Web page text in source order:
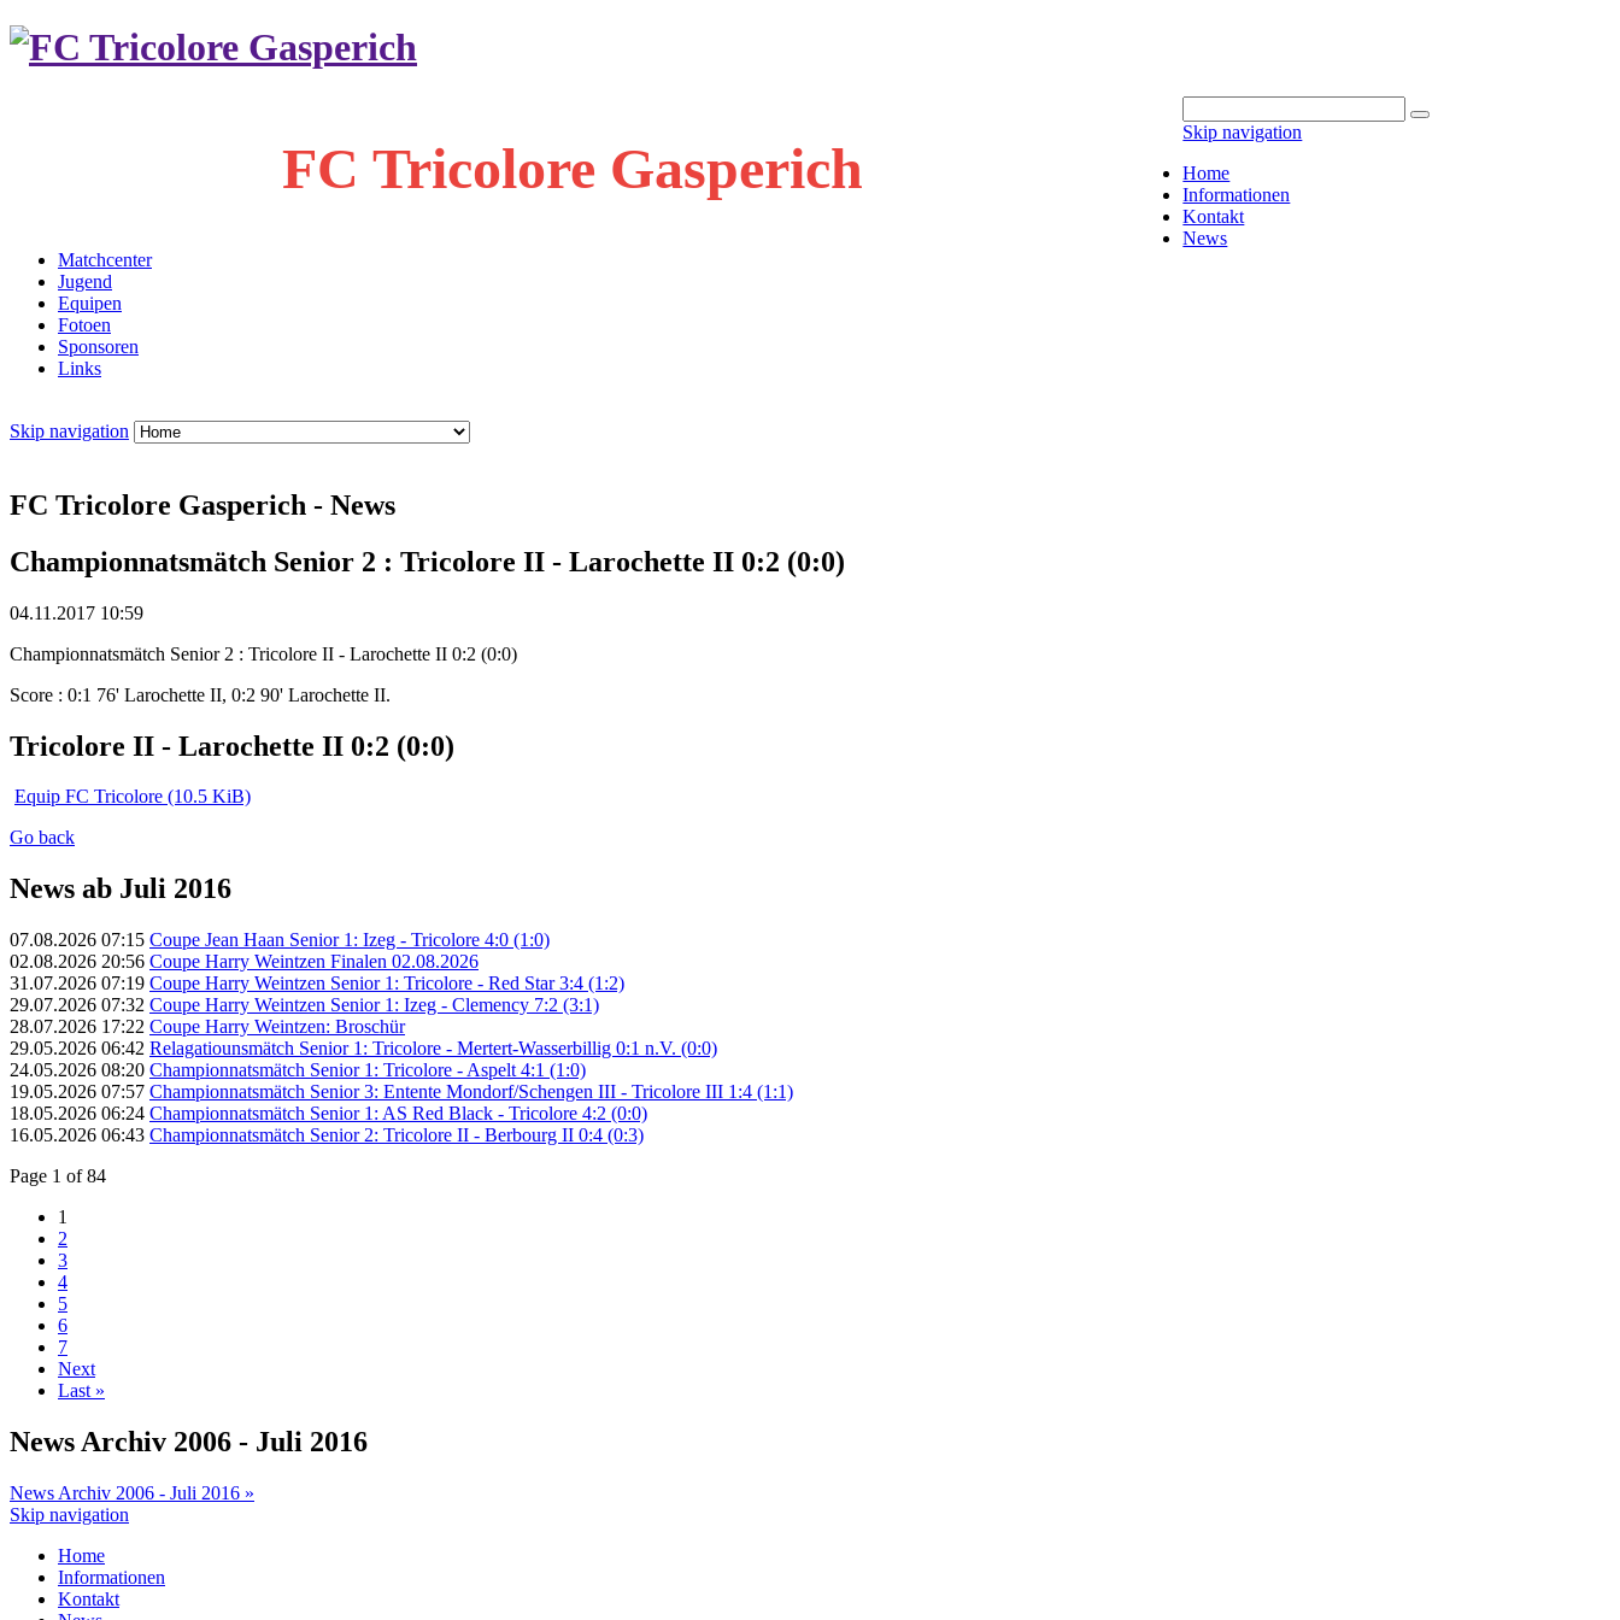
FC Tricolore Gasperich
Skip navigation
Home
Informationen
Kontakt
News
Matchcenter
Jugend
Equipen
Fotoen
Sponsoren
Links
Skip navigation
FC Tricolore Gasperich - News
Championnatsmätch Senior 2 : Tricolore II - Larochette II 0:2 (0:0)
04.11.2017 10:59
Championnatsmätch Senior 2 : Tricolore II - Larochette II 0:2 (0:0)
Score : 0:1 76' Larochette II, 0:2 90' Larochette II.
Tricolore II - Larochette II 0:2 (0:0)
Equip FC Tricolore (10.5 KiB)
Go back
News ab Juli 2016
07.08.2026 07:15 Coupe Jean Haan Senior 1: Izeg - Tricolore 4:0 (1:0)
02.08.2026 20:56 Coupe Harry Weintzen Finalen 02.08.2026
31.07.2026 07:19 Coupe Harry Weintzen Senior 1: Tricolore - Red Star 3:4 (1:2)
29.07.2026 07:32 Coupe Harry Weintzen Senior 1: Izeg - Clemency 7:2 (3:1)
28.07.2026 17:22 Coupe Harry Weintzen: Broschür
29.05.2026 06:42 Relagatiounsmätch Senior 1: Tricolore - Mertert-Wasserbillig 0:1 n.V. (0:0)
24.05.2026 08:20 Championnatsmätch Senior 1: Tricolore - Aspelt 4:1 (1:0)
19.05.2026 07:57 Championnatsmätch Senior 3: Entente Mondorf/Schengen III - Tricolore III 1:4 (1:1)
18.05.2026 06:24 Championnatsmätch Senior 1: AS Red Black - Tricolore 4:2 (0:0)
16.05.2026 06:43 Championnatsmätch Senior 2: Tricolore II - Berbourg II 0:4 (0:3)
Page 1 of 84
1
2
3
4
5
6
7
Next
Last »
News Archiv 2006 - Juli 2016
News Archiv 2006 - Juli 2016 »
Skip navigation
Home
Informationen
Kontakt